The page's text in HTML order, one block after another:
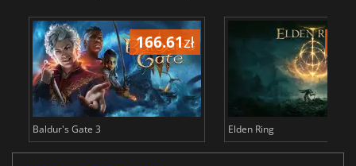
166.61zł
Baldur's Gate 3 Elden Ring